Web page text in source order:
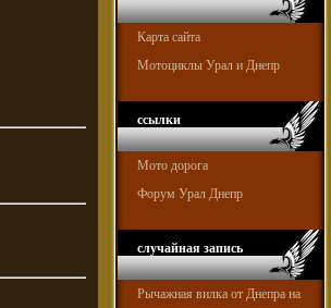
Карта сайта
Мотоциклы Урал и Днепр
ссылки
Мото дорога
Форум Урал Днепр
случайная запись
Рычажная вилка от Днепра на